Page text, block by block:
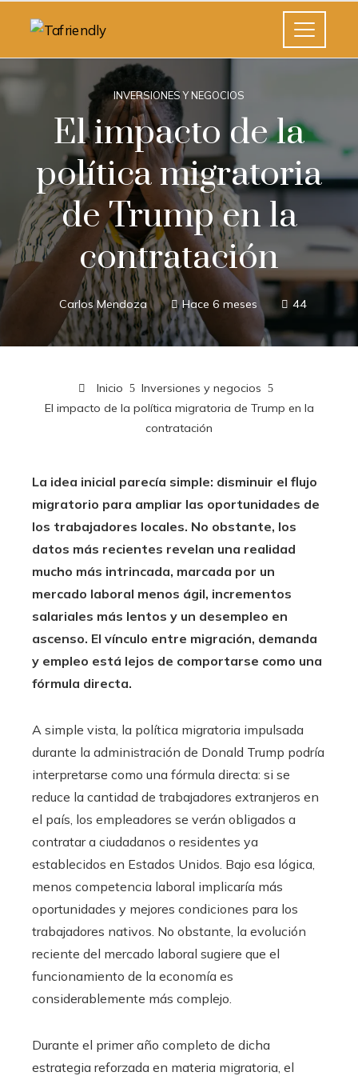
INVERSIONES Y NEGOCIOS
El impacto de la
política migratoria
de Trump en la
contratación
Carlos Mendoza Hace 6 meses 44
Inicio
Inversiones y negocios
El impacto de la política migratoria de Trump en la
contratación
La idea inicial parecía simple: disminuir el flujo
migratorio para ampliar las oportunidades de
los trabajadores locales. No obstante, los
datos más recientes revelan una realidad
mucho más intrincada, marcada por un
mercado laboral menos ágil, incrementos
salariales más lentos y un desempleo en
ascenso. El vínculo entre migración, demanda
y empleo está lejos de comportarse como una
fórmula directa.
A simple vista, la política migratoria impulsada
durante la administración de Donald Trump podría
interpretarse como una fórmula directa: si se
reduce la cantidad de trabajadores extranjeros en
el país, los empleadores se verán obligados a
contratar a ciudadanos o residentes ya
establecidos en Estados Unidos. Bajo esa lógica,
menos competencia laboral implicaría más
oportunidades y mejores condiciones para los
trabajadores nativos. No obstante, la evolución
reciente del mercado laboral sugiere que el
funcionamiento de la economía es
considerablemente más complejo.
Durante el primer año completo de dicha
estrategia reforzada en materia migratoria, el